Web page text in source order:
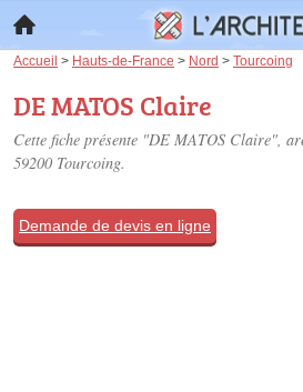
Accueil > Hauts-de-France > Nord > Tourcoing
DE MATOS Claire
Cette fiche présente "DE MATOS Claire",
59200 Tourcoing.
Demande de devis en ligne